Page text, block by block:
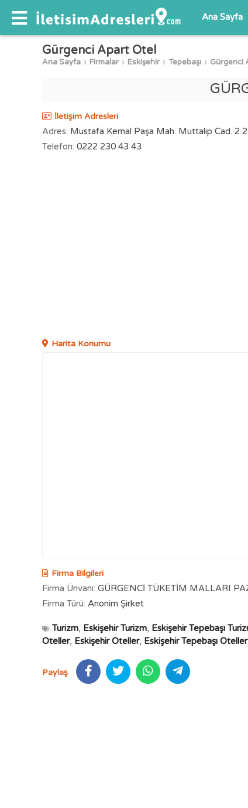
Ana Sayfa
Gürgenci Apart Otel
Ana Sayfa Firmalar Eskişehir Tepebaşı Gürgenci
İletişim Adresleri
Adres: Mustafa Kemal Paşa Mah. Muttalip Cad. 2
Telefon: 0222 230 43 43
Harita Konumu
Firma Bilgileri
Firma Ünvanı: GÜRGENCİ TÜKETİM MALLARI
Firma Türü: Anonim Şirket
Turizm, Eskişehir Turizm, Eskişehir Tepebaşı
Oteller, Eskişehir Oteller, Eskişehir Tepebaşı Oteller
Paylaş